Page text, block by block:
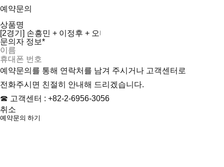
예약문의
상품명
문의자 정보*
예약문의를 통해 연락처를 남겨 주시거나 고객센터로
전화주시면 친절히 안내해 드리겠습니다.
☎ 고객센터 : +82-2-6956-3056
취소
예약문의 하기